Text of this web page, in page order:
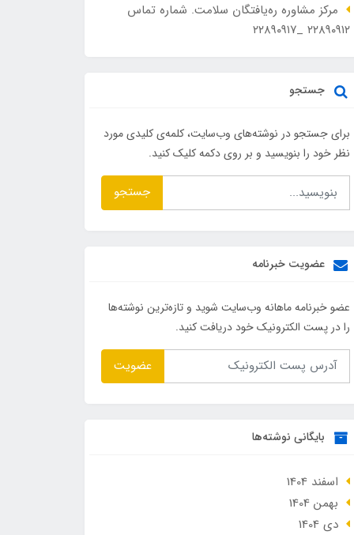
مرکز مشاوره ره‌یافتگان سلامت. شماره تماس
۲۲۸۹۰۹۱۲ _۲۲۸۹۰۹۱۷
جستجو
برای جستجو در نوشته‌های وب‌سایت، کلمه‌ی کلیدی مورد
نظر خود را بنویسید و بر روی دکمه کلیک کنید.
جستجو
عضویت خبرنامه
عضو خبرنامه ماهانه وب‌سایت شوید و تازه‌ترین نوشته‌ها
را در پست الکترونیک خود دریافت کنید.
عضویت
بایگانی نوشته‌ها
اسفند 1404
بهمن 1404
دی 1404